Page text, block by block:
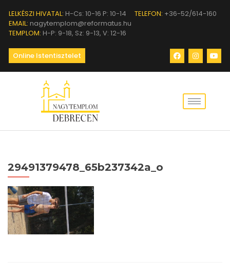
LELKÉSZI HIVATAL: H-Cs: 10-16 P: 10-14 TELEFON: +36-52/614-160
EMAIL: nagytemplom@reformatus.hu
TEMPLOM: H-P: 9-18, Sz: 9-13, V: 12-16
Online Istentisztelet
29491379478_65b237342a_o